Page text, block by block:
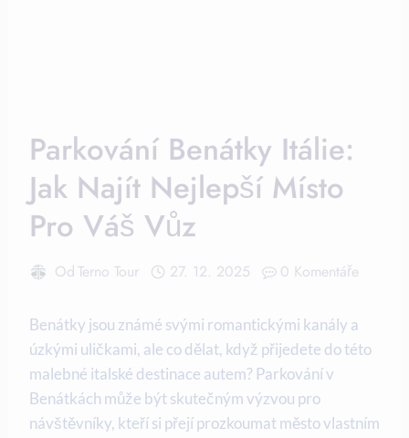
Parkování Benátky Itálie:
Jak Najít Nejlepší Místo
Pro Váš Vůz
OdTerno Tour 27. 12. 2025 0 Komentáře
Benátky jsou známé svými romantickými kanály a
úzkými uličkami, ale co dělat, když přijedete do této
malebné italské destinace autem? Parkování v
Benátkách může být skutečným výzvou pro
návštěvníky, kteří si přejí prozkoumat město vlastním